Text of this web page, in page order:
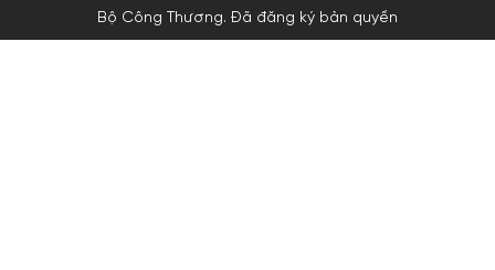
Bộ Công Thương. Đã đăng ký bản quyền